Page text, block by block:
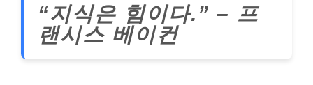
“지식은 힘이다.” – 프
랜시스 베이컨